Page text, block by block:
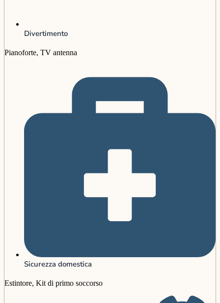
Divertimento
Pianoforte, TV antenna
Sicurezza domestica
Estintore, Kit di primo soccorso